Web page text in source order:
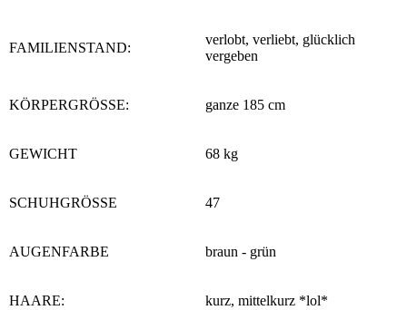
FAMILIENSTAND:
verlobt, verliebt, glücklich
vergeben
KÖRPERGRÖSSE: ganze 185 cm
GEWICHT 68 kg
SCHUHGRÖSSE 47
AUGENFARBE braun - grün
HAARE: kurz, mittelkurz *lol*